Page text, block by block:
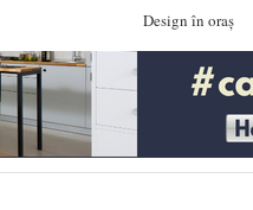
Design în oraș